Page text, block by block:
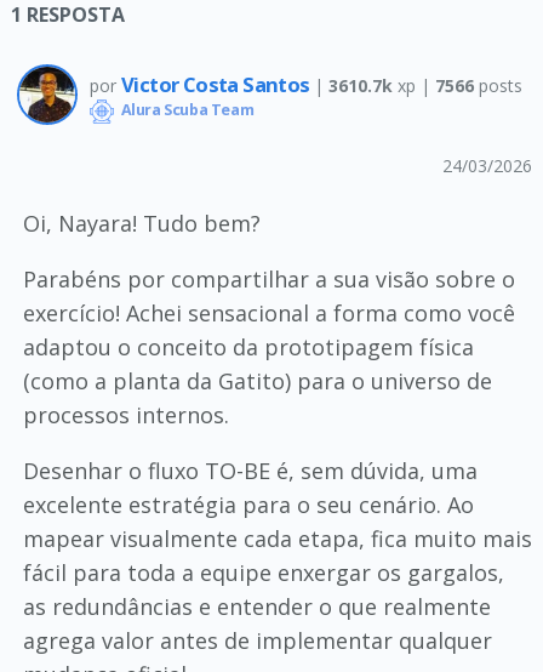
1 RESPOSTA
por Victor Costa Santos | 3610.7k xp | 7566posts
Alura Scuba Team
24/03/2026
Oi, Nayara! Tudo bem?
Parabéns por compartilhar a sua visão sobre o
exercício! Achei sensacional a forma como você
adaptou o conceito da prototipagem física
(como a planta da Gatito) para o universo de
processos internos.
Desenhar o fluxo TO-BE é, sem dúvida, uma
excelente estratégia para o seu cenário. Ao
mapear visualmente cada etapa, fica muito mais
fácil para toda a equipe enxergar os gargalos,
as redundâncias e entender o que realmente
agrega valor antes de implementar qualquer